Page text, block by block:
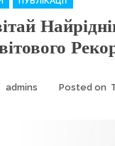
Author
admins Posted on